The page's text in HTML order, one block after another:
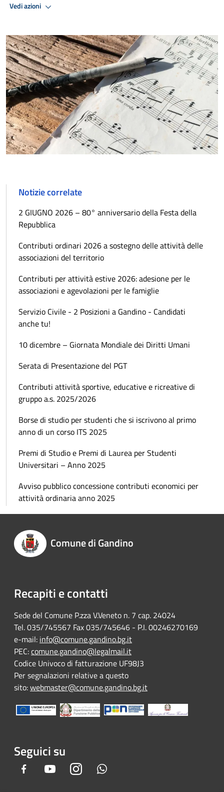
Vedi azioni
Notizie correlate
2 GIUGNO 2026 – 80° anniversario della Festa della
Repubblica
Contributi ordinari 2026 a sostegno delle attività delle
associazioni del territorio
Contributi per attività estive 2026: adesione per le
associazioni e agevolazioni per le famiglie
Servizio Civile - 2 Posizioni a Gandino - Candidati
anche tu!
10 dicembre – Giornata Mondiale dei Diritti Umani
Serata di Presentazione del PGT
Contributi attività sportive, educative e ricreative di
gruppo a.s. 2025/2026
Borse di studio per studenti che si iscrivono al primo
anno di un corso ITS 2025
Premi di Studio e Premi di Laurea per Studenti
Universitari – Anno 2025
Avviso pubblico concessione contributi economici per
attività ordinaria anno 2025
Comune di Gandino
Recapiti e contatti
Sede del Comune P.zza V.Veneto n. 7 cap. 24024
Tel. 035/745567 Fax 035/745646 - P.I. 00246270169
e-mail: info@comune.gandino.bg.it
PEC:comune.gandino@legalmail.it
Codice Univoco di fatturazione UF98J3
Per segnalazioni relative a questo
sito:webmaster@comune.gandino.bg.it
Seguici su
Facebook YoutubeInstagram